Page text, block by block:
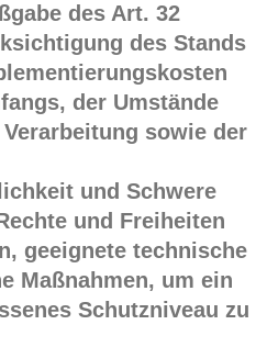
des Art. 32
des Stands
der Umstände
sowie der
und Schwere
und Freiheiten
geeignete technische
Maßnahmen, um ein
Schutzniveau zu